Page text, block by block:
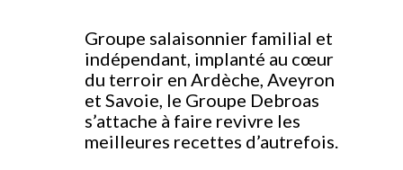
Groupe salaisonnier familial et
indépendant, implanté au cœur
du terroir en Ardèche, Aveyron
et Savoie, le Groupe Debroas
s’attache à faire revivre les
meilleures recettes d’autrefois.